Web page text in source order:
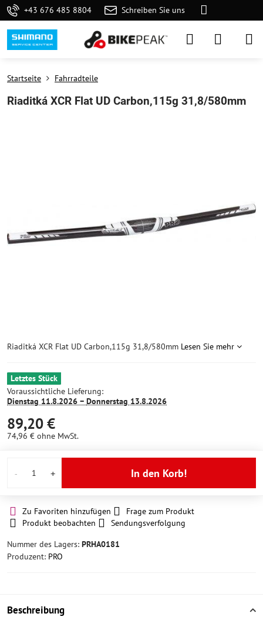
+43 676 485 8804 Schreiben Sie uns
Startseite Fahrradteile
Riaditká XCR Flat UD Carbon,115g 31,8/580mm
Riaditká XCR Flat UD Carbon,115g 31,8/580mm Lesen Sie mehr
Letztes Stück
Voraussichtliche Lieferung:
Dienstag 11.8.2026 − Donnerstag 13.8.2026
89,20 €
74,96 € ohne MwSt.
In den Korb!
Zu Favoriten hinzufügen
Frage zum Produkt
Produkt beobachten
Sendungsverfolgung
Nummer des Lagers: PRHA0181
Produzent: PRO
Beschreibung